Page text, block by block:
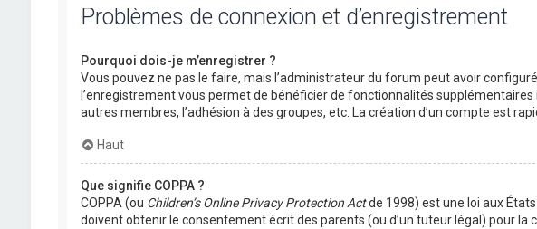
Problèmes de connexion et d’enregistrement
Pourquoi dois-je m’enregistrer ?
Vous pouvez ne pas le faire, mais l’administrateur du forum peut avoir
l’enregistrement vous permet de bénéficier de fonctionnalités
autres membres, l’adhésion à des groupes, etc. La création d’un compte est
Haut
Que signifie COPPA ?
COPPA (ou Children’s Online Privacy Protection Actde 1998) est une loi aux
doivent obtenir le consentement écrit des parents (ou d’un tuteur légal) pour